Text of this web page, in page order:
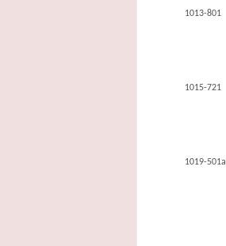
1013-801
1015-721
1019-501а